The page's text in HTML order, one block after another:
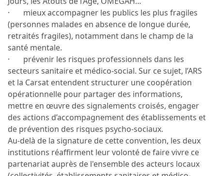
· mieux accompagner les publics les plus fragiles
(personnes malades en absence de longue durée,
retraités fragiles), notamment dans le champ de la
santé mentale.
· prévenir les risques professionnels dans les
secteurs sanitaire et médico-social. Sur ce sujet, l’ARS
et la Carsat entendent structurer une coopération
opérationnelle pour partager des informations,
mettre en œuvre des signalements croisés, engager
des actions d’accompagnement des établissements et
de prévention des risques psycho-sociaux.
Au-delà de la signature de cette convention, les deux
institutions réaffirment leur volonté de faire vivre ce
partenariat auprès de l'ensemble des acteurs locaux